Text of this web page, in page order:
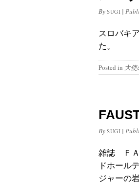
By SUGI |
スロバキ
た。
Posted in 大
By SUGI |
雑誌 ＦＡ
ドホール
ジャーの